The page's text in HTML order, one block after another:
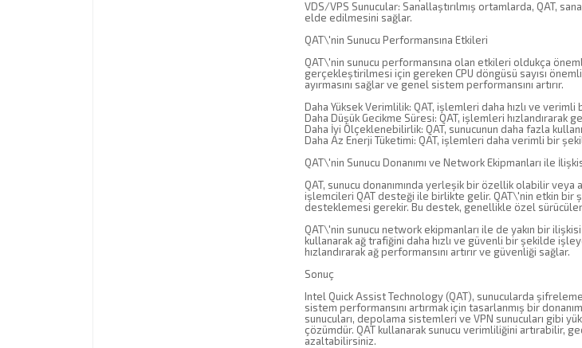
VDS/VPS Sunucular: Sanallaştırılmış ortamlarda, QAT,
elde edilmesini sağlar.
QAT\'nin Sunucu Performansına Etkileri
QAT\'nin sunucu performansına olan etkileri oldukça
gerçekleştirilmesi için gereken CPU döngüsü sayısı
ayırmasını sağlar ve genel sistem performansını artırır.
Daha Yüksek Verimlilik: QAT, işlemleri daha hızlı ve
Daha Düşük Gecikme Süresi: QAT, işlemleri hızlandırarak
Daha İyi Ölçeklenebilirlik: QAT, sunucunun daha fazla
Daha Az Enerji Tüketimi: QAT, işlemleri daha verimli bir
QAT\'nin Sunucu Donanımı ve Network Ekipmanları ile
QAT, sunucu donanımında yerleşik bir özellik olabilir veya
işlemcileri QAT desteği ile birlikte gelir. QAT\'nin etkin bir
desteklemesi gerekir. Bu destek, genellikle özel sürücüler
QAT\'nin sunucu network ekipmanları ile de yakın bir
kullanarak ağ trafiğini daha hızlı ve güvenli bir şekilde
hızlandırarak ağ performansını artırır ve güvenliği sağlar.
Sonuç
Intel Quick Assist Technology (QAT), sunucularda
sistem performansını artırmak için tasarlanmış bir
sunucuları, depolama sistemleri ve VPN sunucuları gibi
çözümdür. QAT kullanarak sunucu verimliliğini
azaltabilirsiniz.